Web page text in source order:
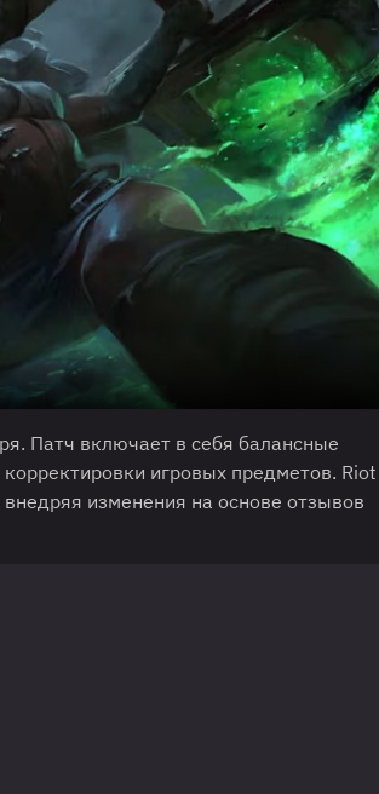
Патч включает в себя балансные
игровых предметов. Riot
изменения на основе отзывов